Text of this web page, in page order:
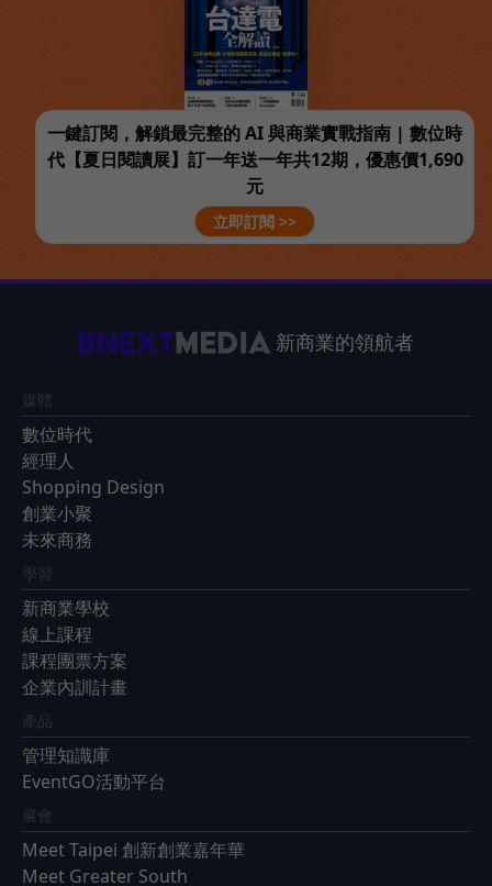
一鍵訂閱，解鎖最完整的 AI 與商業實戰指南 | 數位時
代【夏日閱讀展】訂一年送一年共12期，優惠價1,690
元
立即訂閱 >>
新商業的領航者
媒體
數位時代
經理人
Shopping Design
創業小聚
未來商務
學習
新商業學校
線上課程
課程團票方案
企業內訓計畫
產品
管理知識庫
EventGO活動平台
展會
Meet Taipei 創新創業嘉年華
Meet Greater South